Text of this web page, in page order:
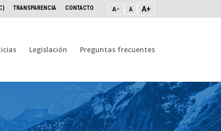
TRANSPARENCIA CONTACTO A− A A+
Legislación Preguntas frecuentes